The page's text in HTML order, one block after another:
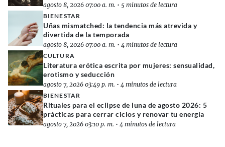
agosto 8, 2026 07:00 a. m. • 5 minutos de lectura
BIENESTAR
Uñas mismatched: la tendencia más atrevida y
divertida de la temporada
agosto 8, 2026 07:00 a. m. • 4 minutos de lectura
CULTURA
Literatura erótica escrita por mujeres: sensualidad,
erotismo y seducción
agosto 7, 2026 03:49 p. m. • 4 minutos de lectura
BIENESTAR
Rituales para el eclipse de luna de agosto 2026: 5
prácticas para cerrar ciclos y renovar tu energía
agosto 7, 2026 03:10 p. m. • 4 minutos de lectura